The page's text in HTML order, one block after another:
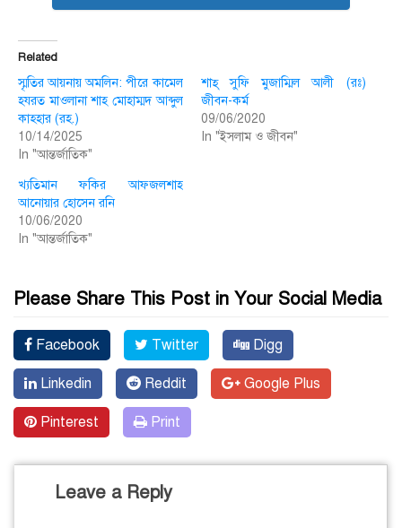
Related
স্মৃতির আয়নায় অমলিন: পীরে কামেল
হযরত মাওলানা শাহ মোহাম্মদ আব্দুল
কাহ্হার (রহ.)
10/14/2025
In "আন্তর্জাতিক"
শাহ্ সুফি মুজাম্মিল আলী (রঃ)
জীবন-কর্ম
09/06/2020
In "ইসলাম ও জীবন"
খ্যতিমান ফকির আফজলশাহ
আনোয়ার হোসেন রনি
10/06/2020
In "আন্তর্জাতিক"
Please Share This Post in Your Social Media
Facebook Twitter Digg
Linkedin Reddit Google Plus
Pinterest Print
Leave a Reply